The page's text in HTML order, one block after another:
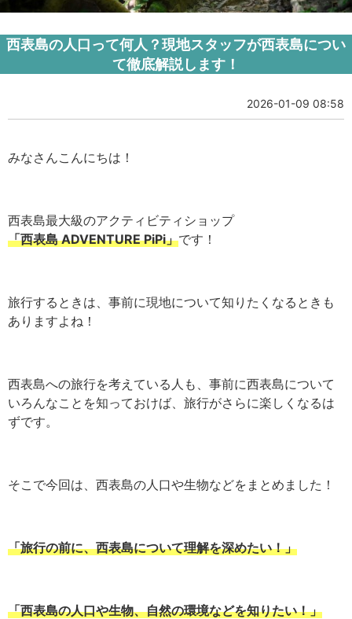
西表島の人口って何人？現地スタッフが西表島につい
て徹底解説します！
2026-01-09 08:58
みなさんこんにちは！
西表島最大級のアクティビティショップ
「西表島 ADVENTURE PiPi」です！
旅行するときは、事前に現地について知りたくなるときも
ありますよね！
西表島への旅行を考えている人も、事前に西表島について
いろんなことを知っておけば、旅行がさらに楽しくなるは
ずです。
そこで今回は、西表島の人口や生物などをまとめました！
「旅行の前に、西表島について理解を深めたい！」
「西表島の人口や生物、自然の環境などを知りたい！」